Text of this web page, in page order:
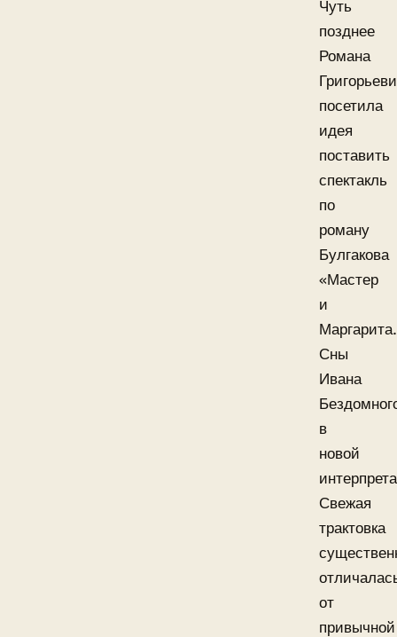
Чуть
позднее
Романа
посетила
идея
поставить
спектакль
по
роману
Булгакова
«Мастер
и
Маргарита.
Сны
Ивана
в
новой
Свежая
трактовка
от
привычной